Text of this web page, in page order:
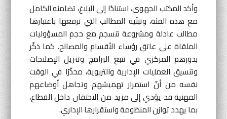
وأكد المكتب الجهوي، استنادًا إلى البلاغ، تضامنه الكامل
مع هذه الفئة، وتبنّيه المطالب التي ترفعها باعتبارها
مطالب عادلة ومشروعة تنسجم مع حجم المسؤوليات
الملقاة على عاتق رؤساء الأقسام والمصالح. كما ذكّر
بدورهم المركزي في تتبع البرامج وتنزيل الإصلاحات
وتنسيق العمليات الإدارية والتربوية، محذّرًا في الوقت
نفسه من أنّ استمرار تهميشهم وتجاهل أوضاعهم
المهنية قد يؤدي إلى مزيد من الاحتقان داخل القطاع،
بما يهدد توازن المنظومة واستقرارها الإداري.